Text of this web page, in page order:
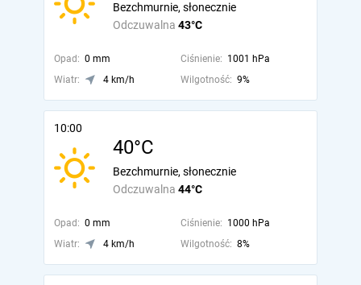
Odczuwalna 43°C
Bezchmurnie, słonecznie
Opad: 0 mm Ciśnienie: 1001 hPa
Wiatr:
4 km/h Wilgotność: 9%
10:00
40°C
Odczuwalna 44°C
Bezchmurnie, słonecznie
Opad: 0 mm Ciśnienie: 1000 hPa
Wiatr:
4 km/h Wilgotność: 8%